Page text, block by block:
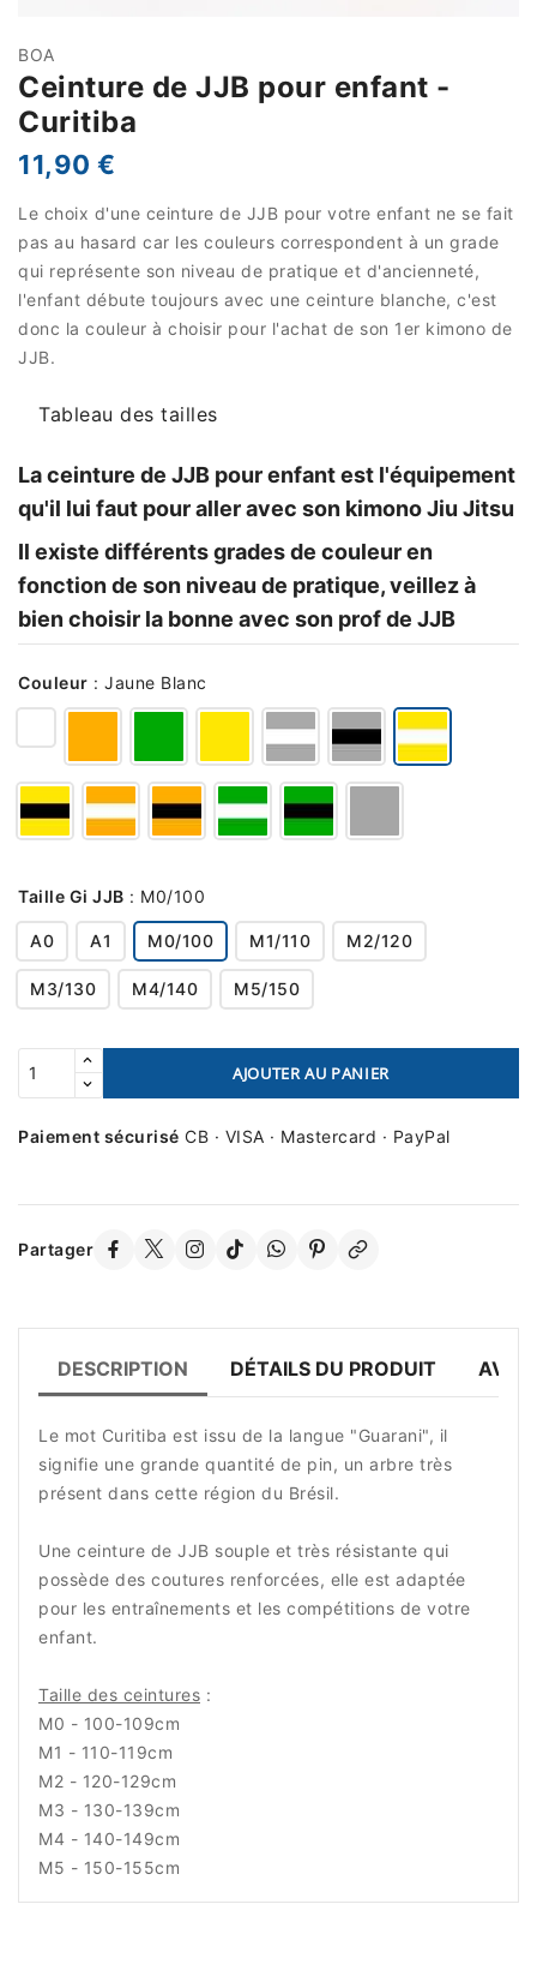
BOA
Ceinture de JJB pour enfant -
Curitiba
11,90 €
Le choix d'une ceinture de JJB pour votre enfant ne se fait
pas au hasard car les couleurs correspondent à un grade
qui représente son niveau de pratique et d'ancienneté,
l'enfant débute toujours avec une ceinture blanche, c'est
donc la couleur à choisir pour l'achat de son 1er kimono de
JJB.
Tableau des tailles
La ceinture de JJB pour enfant est l'équipement
qu'il lui faut pour aller avec son kimono Jiu Jitsu
Il existe différents grades de couleur en
fonction de son niveau de pratique, veillez à
bien choisir la bonne avec son prof de JJB
Couleur : Jaune Blanc
Taille Gi JJB : M0/100
A0 A1 M0/100 M1/110 M2/120
M3/130 M4/140 M5/150
AJOUTER AU PANIER
Paiement sécurisé CB · VISA · Mastercard · PayPal
Partager
DESCRIPTION DÉTAILS DU PRODUIT AVIS
Le mot Curitiba est issu de la langue "Guarani", il
signifie une grande quantité de pin, un arbre très
présent dans cette région du Brésil.
Une ceinture de JJB souple et très résistante qui
possède des coutures renforcées, elle est adaptée
pour les entraînements et les compétitions de votre
enfant.
Taille des ceintures :
M0 - 100-109cm
M1 - 110-119cm
M2 - 120-129cm
M3 - 130-139cm
M4 - 140-149cm
M5 - 150-155cm